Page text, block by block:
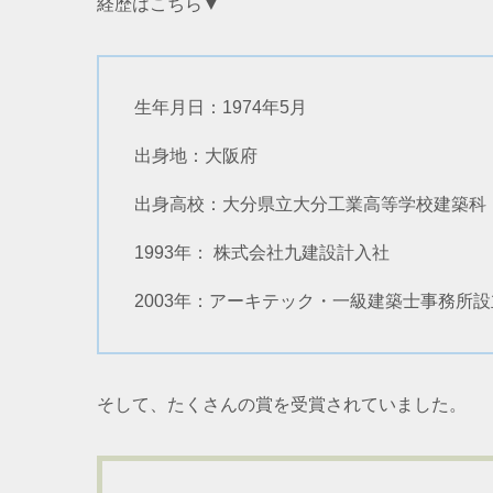
経歴はこちら▼
生年月日：1974年5月
出身地：大阪府
出身高校：大分県立大分工業高等学校建築科
1993年： 株式会社九建設計入社
2003年：アーキテック・一級建築士事務所
そして、たくさんの賞を受賞されていました。